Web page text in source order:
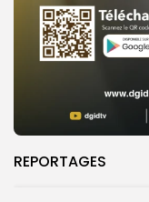
REPORTAGES